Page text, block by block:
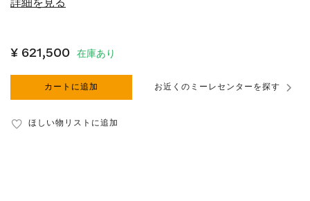
詳細を見る
¥ 621,500 在庫あり
カートに追加 お近くのミーレセンターを探す
ほしい物リストに追加